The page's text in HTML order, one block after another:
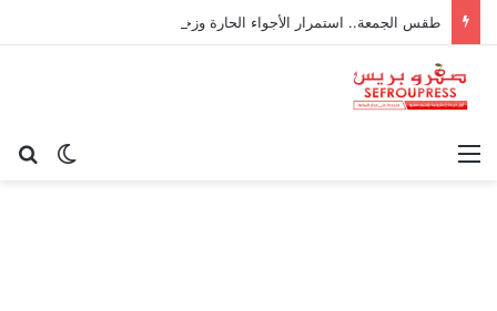
الوضع القائمة